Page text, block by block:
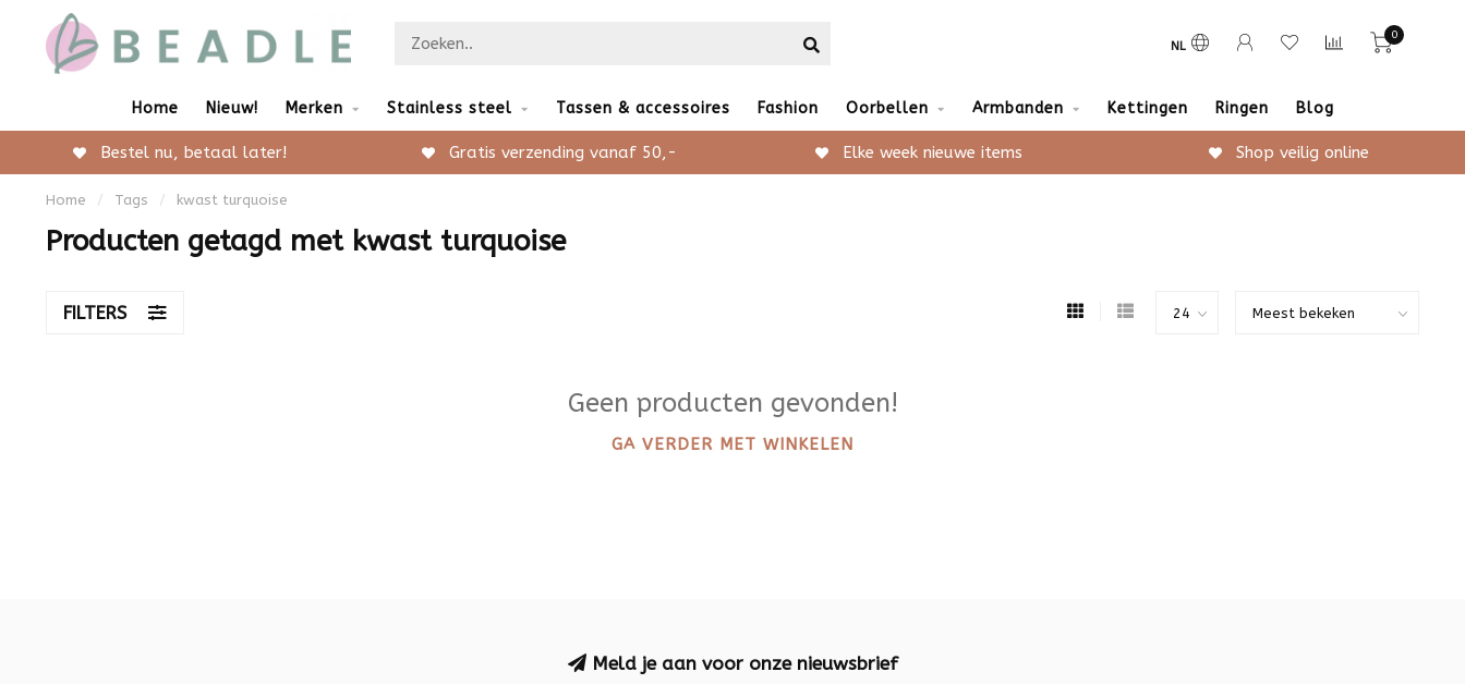
NL
0
Home Nieuw! Merken Stainless steel Tassen & accessoires Fashion Oorbellen Armbanden Kettingen Ringen Blog
Bestel nu, betaal later! Gratis verzending vanaf 50,- Elke week nieuwe items Shop veilig online
Home / Tags / kwast turquoise
Producten getagd met kwast turquoise
FILTERS
Geen producten gevonden!
GA VERDER MET WINKELEN
Meld je aan voor onze nieuwsbrief